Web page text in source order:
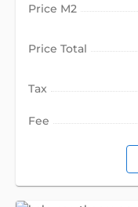
Price M2
Price Total
Tax
Fee